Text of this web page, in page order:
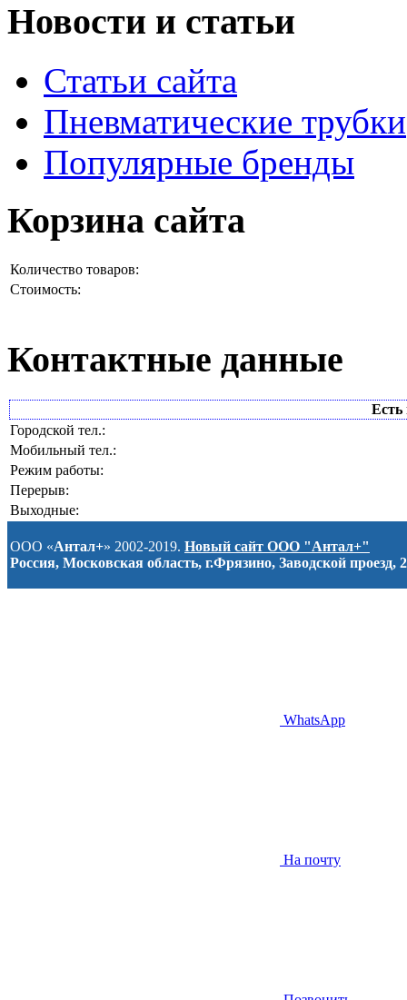
Новости и статьи
Статьи сайта
Пневматические трубки
Популярные бренды
Корзина сайта
Количество товаров:
Стоимость:
Контактные данные
Есть
Городской тел.:
Мобильный тел.:
Режим работы:
Перерыв:
Выходные:
ООО «Антал+» 2002-2019. Новый сайт ООО "Антал+"
Россия, Московская область, г.Фрязино, Заводской проезд, 2
WhatsApp
На почту